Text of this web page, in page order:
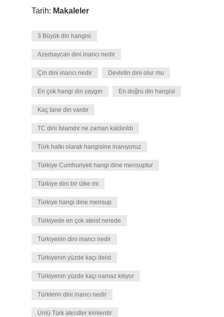
Tarih: Makaleler
3 Büyük din hangisi
Azerbaycan dini inancı nedir
Çin dini inancı nedir Devletin dini olur mu
En çok hangi din yaygın En doğru din hangisi
Kaç tane din vardır
TC dini İslamdır ne zaman kaldırıldı
Türk halkı olarak hangisine inanıyoruz
Türkiye Cumhuriyeti hangi dine mensuptur
Türkiye dini bir ülke mi
Türkiye hangi dine mensup
Türkiyede en çok ateist nerede
Türkiyenin dini inancı nedir
Türkiyenin yüzde kaçı deist
Türkiyenin yüzde kaçı namaz kılıyor
Türklerin dini inancı nedir
Ünlü Türk ateistler kimlerdir